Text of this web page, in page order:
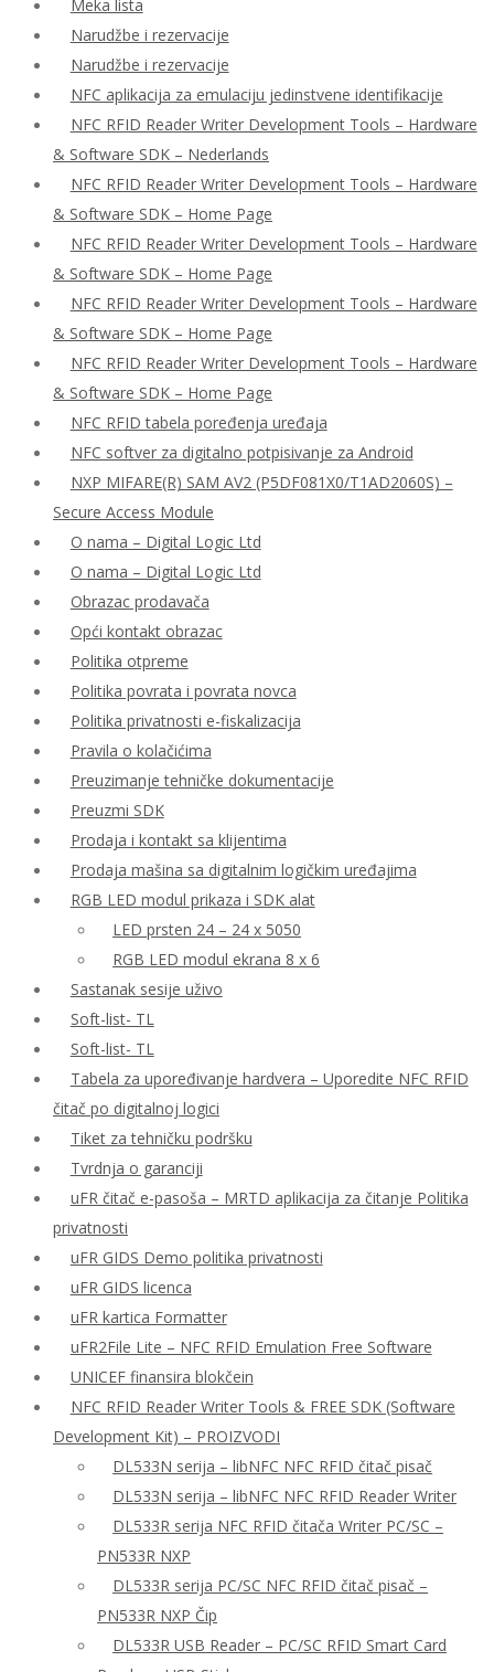
Meka lista
Narudžbe i rezervacije
Narudžbe i rezervacije
NFC aplikacija za emulaciju jedinstvene identifikacije
NFC RFID Reader Writer Development Tools – Hardware
& Software SDK – Nederlands
NFC RFID Reader Writer Development Tools – Hardware
& Software SDK – Home Page
NFC RFID Reader Writer Development Tools – Hardware
& Software SDK – Home Page
NFC RFID Reader Writer Development Tools – Hardware
& Software SDK – Home Page
NFC RFID Reader Writer Development Tools – Hardware
& Software SDK – Home Page
NFC RFID tabela poređenja uređaja
NFC softver za digitalno potpisivanje za Android
NXP MIFARE(R) SAM AV2 (P5DF081X0/T1AD2060S) –
Secure Access Module
O nama – Digital Logic Ltd
O nama – Digital Logic Ltd
Obrazac prodavača
Opći kontakt obrazac
Politika otpreme
Politika povrata i povrata novca
Politika privatnosti e-fiskalizacija
Pravila o kolačićima
Preuzimanje tehničke dokumentacije
Preuzmi SDK
Prodaja i kontakt sa klijentima
Prodaja mašina sa digitalnim logičkim uređajima
RGB LED modul prikaza i SDK alat
LED prsten 24 – 24 x 5050
RGB LED modul ekrana 8 x 6
Sastanak sesije uživo
Soft-list- TL
Soft-list- TL
Tabela za upoređivanje hardvera – Uporedite NFC RFID
čitač po digitalnoj logici
Tiket za tehničku podršku
Tvrdnja o garanciji
uFR čitač e-pasoša – MRTD aplikacija za čitanje Politika
privatnosti
uFR GIDS Demo politika privatnosti
uFR GIDS licenca
uFR kartica Formatter
uFR2File Lite – NFC RFID Emulation Free Software
UNICEF finansira blokčein
NFC RFID Reader Writer Tools & FREE SDK (Software
Development Kit) – PROIZVODI
DL533N serija – libNFC NFC RFID čitač pisač
DL533N serija – libNFC NFC RFID Reader Writer
DL533R serija NFC RFID čitača Writer PC/SC –
PN533R NXP
DL533R serija PC/SC NFC RFID čitač pisač –
PN533R NXP Čip
DL533R USB Reader – PC/SC RFID Smart Card